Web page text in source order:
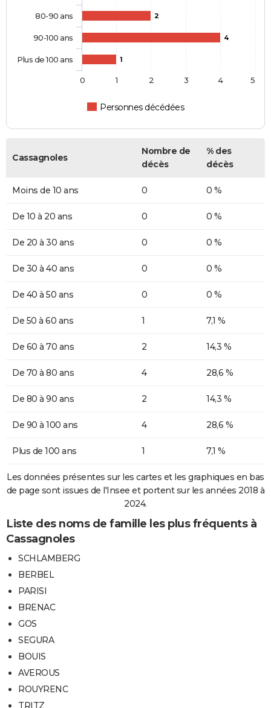
2
4
1
Personnes décédées
80-90 ans
90-100 ans
Plus de 100 ans
0 1 2 3 4 5
Cassagnoles
Nombre de
décès
% des
décès
Moins de 10 ans 0 0 %
De 10 à 20 ans 0 0 %
De 20 à 30 ans 0 0 %
De 30 à 40 ans 0 0 %
De 40 à 50 ans 0 0 %
De 50 à 60 ans 1 7,1 %
De 60 à 70 ans 2 14,3 %
De 70 à 80 ans 4 28,6 %
De 80 à 90 ans 2 14,3 %
De 90 à 100 ans 4 28,6 %
Plus de 100 ans 1 7,1 %
Les données présentes sur les cartes et les graphiques en bas
de page sont issues de l'Insee et portent sur les années 2018 à
2024.
Liste des noms de famille les plus fréquents à
Cassagnoles
SCHLAMBERG
BERBEL
PARISI
BRENAC
GOS
SEGURA
BOUIS
AVEROUS
ROUYRENC
TRITZ